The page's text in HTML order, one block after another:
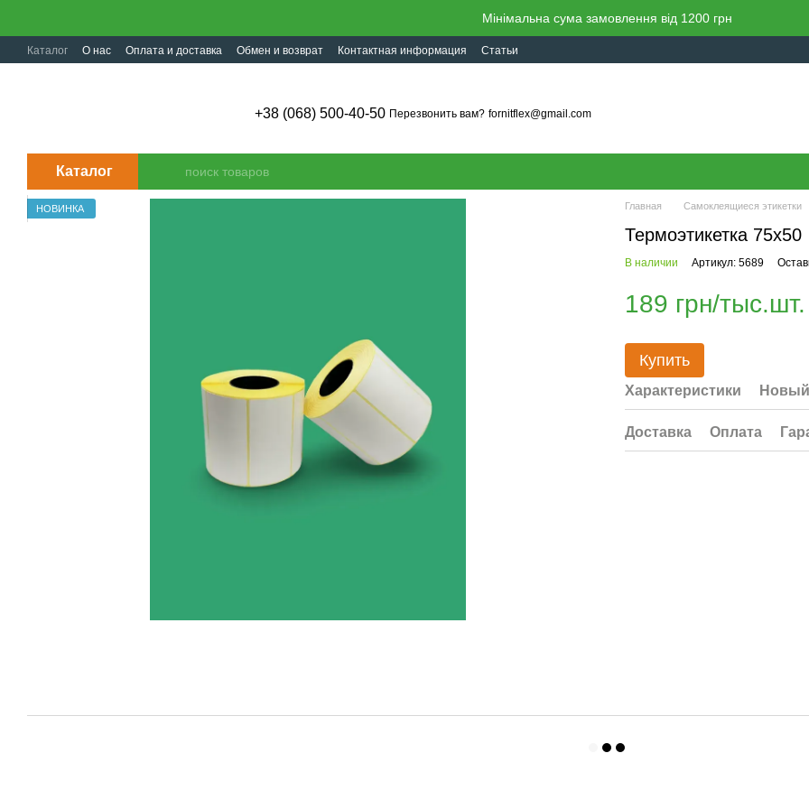
Мінімальна сума замовлення від 1200 грн
Каталог О нас Оплата и доставка Обмен и возврат Контактная информация Статьи
+38 (068) 500-40-50 Перезвонить вам? fornitflex@gmail.com
Каталог
НОВИНКА Главная Самоклеящиеся этикетки
Термоэтикетка 75х50
В наличии Артикул: 5689
189 грн/тыс.шт.
Купить
Характеристики
Доставка Оплата